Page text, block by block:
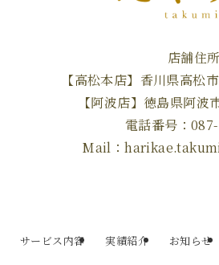
店舗住
【高松本店】香川県高松
【阿波店】徳島県阿波
電話番号：
Mail：
サービス内容 実績紹介 お知らせ